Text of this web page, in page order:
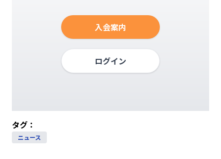
入会案内
ログイン
タグ：
ニュース